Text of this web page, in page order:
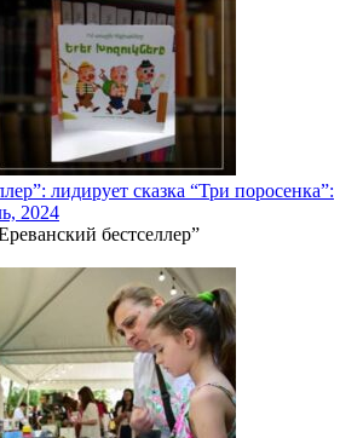
лидирует сказка “Три поросенка”:
2024
бестселлер”